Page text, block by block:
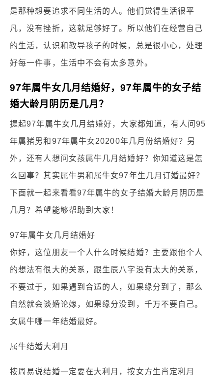
是那种想要追求不同生活的人。他们觉得生活很平
凡，没有挫折，这就足够好了。所以他们在经营自己
的生活，认识和教导孩子的时候，总是很小心，处理
好每一件事，生活中不会有太多意外。
97年属牛女几月结婚好，97年属牛的女子结
婚大龄月阴历是几月？
提起97年属牛女几月结婚好，大家都知道，有人问95
年属猪男和97年属牛女20200年几月份结婚好？另
外，还有人想问女孩属牛几月结婚好？你知道这是怎
么回事？其实属牛男和属牛女97年生几月订婚最好？
下面就一起来看看97年属牛的女子结婚大龄月阴历是
几月？希望能够帮助到大家！
97年属牛女几月结婚好
你好，这位朋友一个人什么时候结婚？主要跟他个人
的想法有很大的关系，跟生辰八字没有太大的关系，
不要过于，如果遇到合适的人，如果缘分到了，那么
自然就会谈婚论嫁，如果缘分没到，千万不要自己。
女属牛哪一年结婚最好。
属牛结婚大利月
按周易说结婚一定要在大利月，按女方生肖定利月